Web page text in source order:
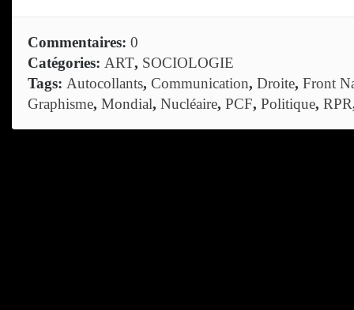
Commentaires: 0
Catégories: ART, SOCIOLOGIE
Tags: Autocollants, Communication, Droite, Front
Graphisme, Mondial, Nucléaire, PCF, Politique, RPR